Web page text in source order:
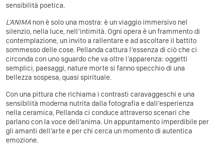
sensibilità poetica.
L’ANIMA non è solo una mostra: è un viaggio immersivo nel
silenzio, nella luce, nell’intimità. Ogni opera è un frammento di
contemplazione, un invito a rallentare e ad ascoltare il battito
sommesso delle cose. Pellanda cattura l’essenza di ciò che ci
circonda con uno sguardo che va oltre l’apparenza: oggetti
semplici, paesaggi, nature morte si fanno specchio di una
bellezza sospesa, quasi spirituale.
Con una pittura che richiama i contrasti caravaggeschi e una
sensibilità moderna nutrita dalla fotografia e dall’esperienza
nella ceramica, Pellanda ci conduce attraverso scenari che
parlano con la voce dell’anima. Un appuntamento imperdibile per
gli amanti dell’arte e per chi cerca un momento di autentica
emozione.